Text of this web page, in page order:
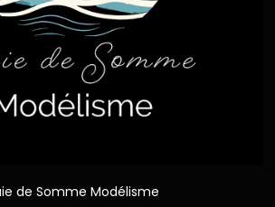
de Somme Modélisme